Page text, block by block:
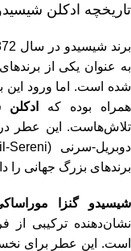
تاریخچه ادکلن
به عنوان یکی از
شده است. اما ورود این
همراه بوده که
برندهای بزرگ جهانی را
شیسیدو گنزا
نشان‌دهنده ترکیبی
است. این عطر برای